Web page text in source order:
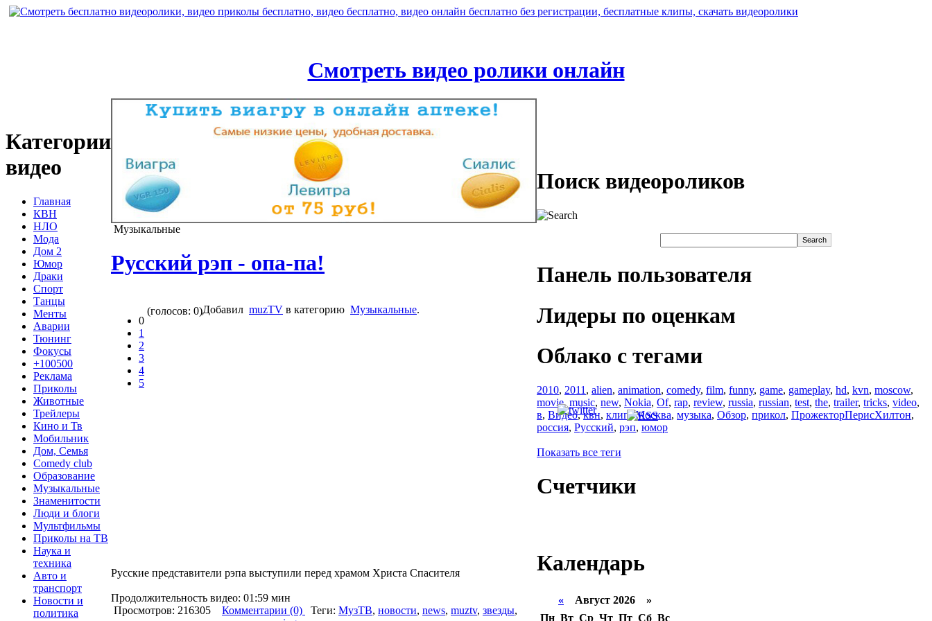
Смотреть видео ролики онлайн
Категории
видео
Главная
КВН
НЛО
Мода
Дом 2
Юмор
Драки
Спорт
Танцы
Менты
Аварии
Тюнинг
Фокусы
+100500
Реклама
Приколы
Животные
Трейлеры
Кино и Тв
Мобильник
Дом, Семья
Comedy club
Образование
Музыкальные
Знаменитости
Люди и блоги
Мультфильмы
Приколы на ТВ
Наука и
техника
Авто и
транспорт
Новости и
политика
Музыкальные
Русский рэп - опа-па!
0
1
2
3
4
5
(голосов: 0)Добавил muzTV в категорию Музыкальные.
Русские представители рэпа выступили перед храмом Христа Спасителя
Продолжительность видео: 01:59 мин
Просмотров: 216305
Комментарии (0) Теги: МузТВ, новости, news, muztv, звезды,
Поиск видеороликов
Панель пользователя
Лидеры по оценкам
Облако с тегами
2010, 2011 , alien, animation, comedy, film, funny, game, gameplay, hd, kvn, moscow,
movie, music, new, Nokia, Of, rap, review, russia, russian, test, the, trailer, tricks, video,
в, Видео,квн, клип,Москва, музыка, Обзор, прикол, ПрожекторПерисХилтон,
россия, Русский, рэп, юмор
Показать все теги
Счетчики
Календарь
« Август 2026 »
Пн Вт Ср Чт Пт Сб Вс